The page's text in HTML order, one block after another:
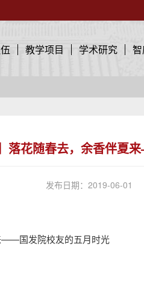
教学项目 学术研究
落花随春去，余香伴
发布日期：2019-06-01
国发院校友的五月时光